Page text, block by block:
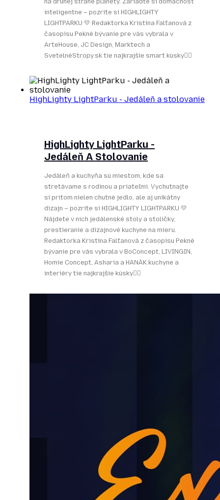
inteligentne – pozrite si HIGHLIGHTY
LIGHTPARKU 💛 Redaktorka Kristína Falťanová z
časopisu Pekné bývanie pre vás vybrala v
ArteHouse, JC Design, Marktech a
SvetelnéStropy.sk tie najkrajšie smart kúsky👌🏻
HighLighty LightParku - Jedáleň a stolovanie
HighLighty LightParku -
Jedáleň A Stolovanie
Jedáleň a kuchyňa sú miestom, kde sa
stretávame s rodinou a priateľmi. Vychutnajte
si pritom nielen chutné jedlo, ale aj unikátny
dizajn – pozrite si HIGHLIGHTY LIGHTPARKU 💛
Nájdete v nich jedálenské stoly a stoličky,
prestieranie a dizajnové kuchyne na mieru.
Redaktorka Kristína Falťanová z časopisu Pekné
bývanie pre vás vybrala v BoConcept, LIVINGIN,
Homie Concept, Asharia a HANÁK kuchyne a
interiéry tie najkrajšie kúsky👌🏻